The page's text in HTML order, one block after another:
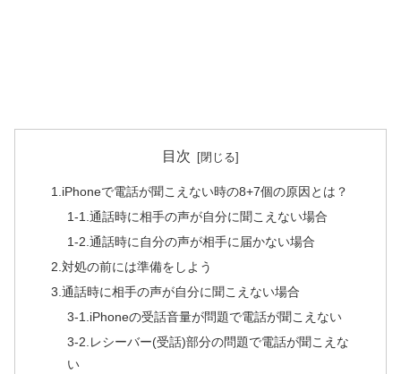
目次
1.iPhoneで電話が聞こえない時の8+7個の原因とは？
1-1.通話時に相手の声が自分に聞こえない場合
1-2.通話時に自分の声が相手に届かない場合
2.対処の前には準備をしよう
3.通話時に相手の声が自分に聞こえない場合
3-1.iPhoneの受話音量が問題で電話が聞こえない
3-2.レシーバー(受話)部分の問題で電話が聞こえな
い